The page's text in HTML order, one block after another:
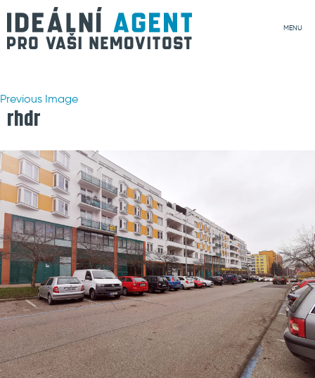
MENU
Previous Image
rhdr